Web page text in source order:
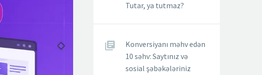
Tutar, ya tutmaz?
Konversiyanı məhv edən
10 səhv: Saytınız və
sosial şəbəkələriniz